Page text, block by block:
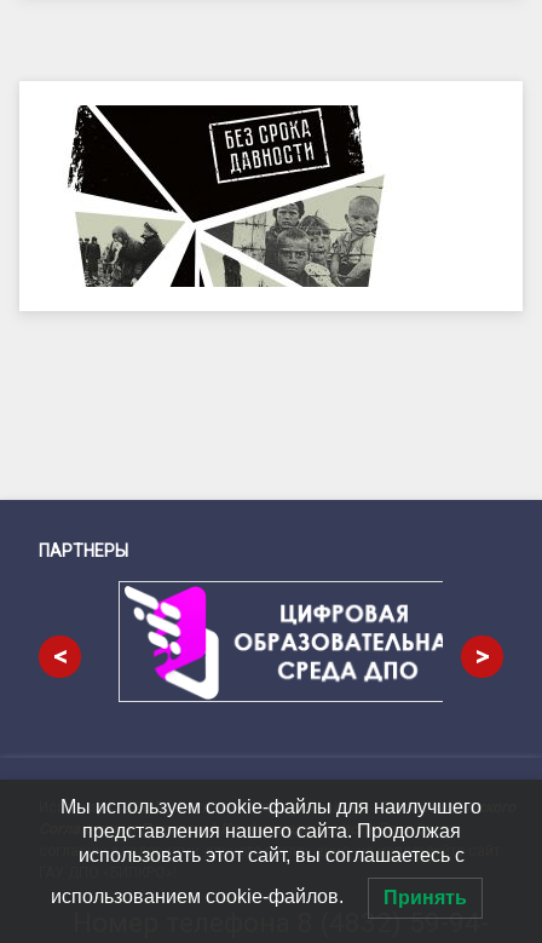
Снизу
ПАРТНЕРЫ
< >
Подвал сайта → влево
Используя сайт, Вы соглашаетесь с условиямиПользовательского
СоглашенияиПолитикой Конфиденциальности. Если Вы не
согласны с условиями данного соглашения, не используйте сайт
8 (4832) 59-94-
Мы используем cookie-файлы для наилучшего
представления нашего сайта. Продолжая
использовать этот сайт, вы соглашаетесь с
использованием cookie-файлов. Принять